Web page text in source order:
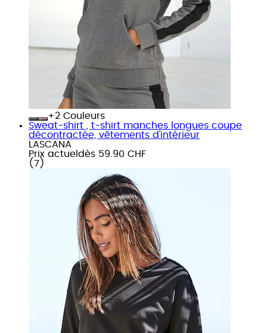
+
Couleurs
Sweat-shirt , t-shirt manches longues coupe
décontractée, vêtements d'intérieur
LASCANA
Prix actuel dès 59.90 CHF
( 7 )